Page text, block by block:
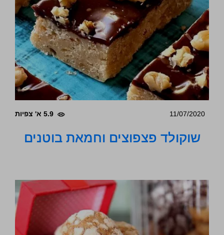
11/07/2020 5.9 א' צפיות
שוקולד פצפוצים וחמאת בוטנים